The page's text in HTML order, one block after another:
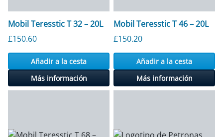
Mobil Teresstic T 32 – 20L
£150.60
Añadir a la cesta
Más información
Mobil Teresstic T 46 – 20L
£150.20
Añadir a la cesta
Más información